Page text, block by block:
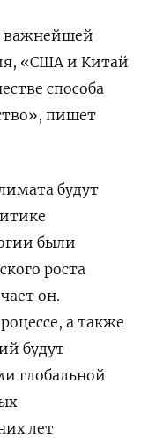
важнейшей
«США и Китай
способа
пишет
будут
были
роста
он.
а также
будут
глобальной
лет